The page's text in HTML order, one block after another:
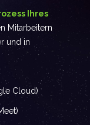
Ihres
Mitarbeitern
und in
Cloud)